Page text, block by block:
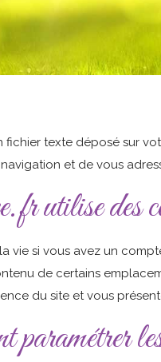
fichier texte déposé sur
et de vous
utilise des
vie si vous avez un
de certains
du site et vous
paramétrer